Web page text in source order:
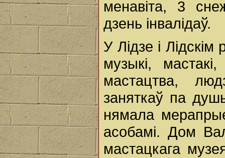
менавіта, 3
дзень інвалідаў.
У Лідзе і Лідскім
музыкі,
мастацтва,
заняткаў па
нямала
асобамі. Дом
мастацкага